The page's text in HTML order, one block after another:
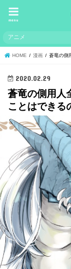
menu
アニメ
HOME 漫画 蒼竜の側
2020.02.29
蒼竜の側用人
ことはできる